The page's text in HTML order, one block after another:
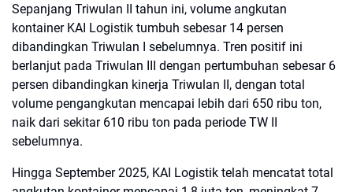
Sepanjang Triwulan II tahun ini, volume angkutan
kontainer KAI Logistik tumbuh sebesar 14 persen
dibandingkan Triwulan I sebelumnya. Tren positif ini
berlanjut pada Triwulan III dengan pertumbuhan sebesar 6
persen dibandingkan kinerja Triwulan II, dengan total
volume pengangkutan mencapai lebih dari 650 ribu ton,
naik dari sekitar 610 ribu ton pada periode TW II
sebelumnya.
Hingga September 2025, KAI Logistik telah mencatat total